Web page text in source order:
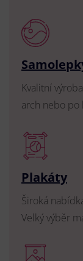
Kvalitní
arch nebo po
Plakáty
Široká
Velký výběr